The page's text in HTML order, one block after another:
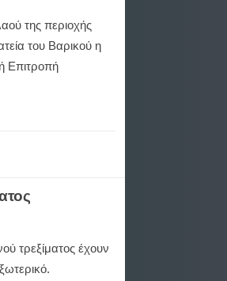
της περιοχής
του Βαρικού η
Επιτροπή
τρεξίματος έχουν